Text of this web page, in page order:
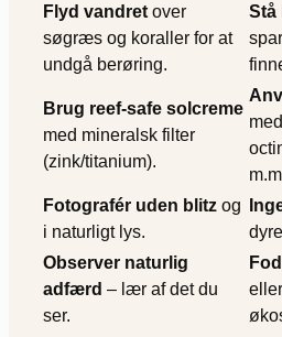
Flyd vandret over
søgræs og koraller for at
undgå berøring.
Stå
Brug reef-safe solcreme
med mineralsk filter
(zink/titanium).
Fotografér uden blitz og
i naturligt lys.
Observer naturlig
adfærd – lær af det du
ser.